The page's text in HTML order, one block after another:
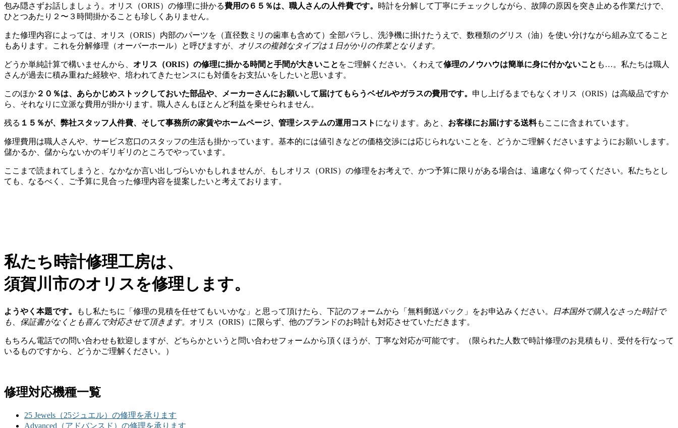
包み隠さずお話しましょう。オリス（ORIS）の修理に掛かる費用の６５％は、職人さんの人件費です。 時計を分解して丁寧にチェックしながら、故障の原因を突き止める作業だけで、
ひとつあたり２〜３時間掛かることも珍しくありません。
また修理内容によっては、オリス（ORIS）内部のパーツを（直径数ミリの歯車も含めて）全部バラし、洗浄機に掛けたうえで、数種類のグリス（油）を使い分けながら組み立てること
もあります。これを分解修理（オーバーホール）と呼びますが、 オリスの複雑なタイプは１日がかりの作業となります。
どうか単純計算で構いませんから、 オリス（ORIS）の修理に掛かる時間と手間が大きいこと をご理解ください。くわえて修理のノウハウは簡単に身に付かないこと も…。私たちは職人
さんが過去に積み重ねた経験や、培われてきたセンスにも対価をお支払いをしたいと思います。
このほか ２０％は、あらかじめストックしておいた部品や、メーカーさんにお願いして届けてもらうベゼルやガラスの費用です。 申し上げるまでもなくオリス（ORIS）は高級品ですか
ら、それなりに立派な費用が掛かります。職人さんもほとんど利益を乗せられません。
残る １５％が、弊社スタッフ人件費、そして事務所の家賃やホームページ、管理システムの運用コスト になります。あと、 お客様にお届けする送料もここに含まれています。
修理費用は職人さんや、サービス窓口のスタッフの生活も掛かっています。基本的には値引きなどの価格交渉には応じられないことを、どうかご理解くださいますようにお願いします。
儲かるか、儲からないかのギリギリのところでやっています。
ここまで読まれてしまうと、なかなか言い出しづらいかもしれませんが、もしオリス（ORIS）の修理をお考えで、かつ予算に限りがある場合は、遠慮なく仰ってください。私たちとし
ても、なるべく、ご予算に見合った修理内容を提案したいと考えております。
私たち時計修理工房は、
須賀川市のオリスを修理します。
ようやく本題です。 もし私たちに「修理の見積を任せてもいいかな」と思って頂けたら、下記のフォームから「無料郵送パック」をお申込みください。
日本国外で購入なさった時計で
も、保証書がなくとも喜んで対応させて頂きます。 オリス（ORIS）に限らず、他のブランドのお時計も対応させていただきます。
もちろん電話での問い合わせも歓迎しますが、どちらかというと問い合わせフォームから頂くほうが、丁寧な対応が可能です。（限られた人数で時計修理のお見積もり、受付を行なって
いるものですから、どうかご理解ください。）
修理対応機種一覧
25 Jewels（25ジュエル）の修理を承ります
Advanced（アドバンスド）の修理を承ります